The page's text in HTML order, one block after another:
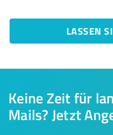
LASSEN
Keine Zeit für
Mails? Jetzt